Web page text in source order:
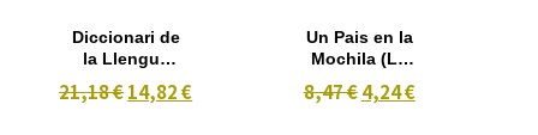
Diccionari de
la Llengua
Catalana
Multilingüe,
21,18 €14,82 €
Un Pais en la
Mochila (La
Gomera)
8,47 € 4,24 €